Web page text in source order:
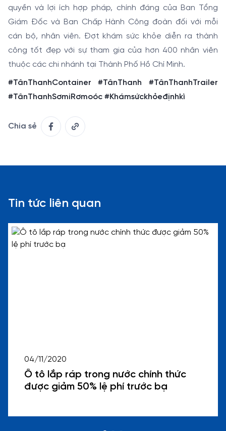
quyền và lợi ích hợp pháp, chính đáng của Ban Tổng
Giám Đốc và Ban Chấp Hành Công đoàn đối với mỗi
cán bộ, nhân viên. Đợt khám sức khỏe diễn ra thành
công tốt đẹp với sự tham gia của hơn 400 nhân viên
thuộc các chi nhánh tại Thành Phố Hồ Chí Minh.
#TânThanhContainer #TânThanh #TânThanhTrailer
#TânThanhSơmiRơmoóc #Khámsứckhỏeđịnhkì
Chia sẻ
Tin tức liên quan
04/11/2020
Ô tô lắp ráp trong nước chính thức
được giảm 50% lệ phí trước bạ